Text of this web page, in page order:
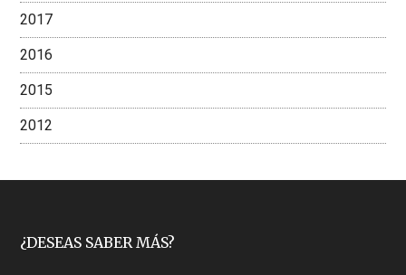
2017
2016
2015
2012
Footer
¿DESEAS SABER MÁS?